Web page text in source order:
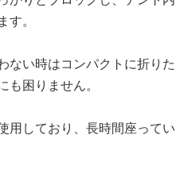
。
ない時はコンパクトに折りた
困りません。
用しており、長時間座ってい